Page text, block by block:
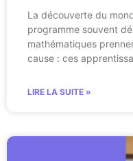
La découverte du
programme souvent
mathématiques
cause : ces
LIRE LA SUITE »